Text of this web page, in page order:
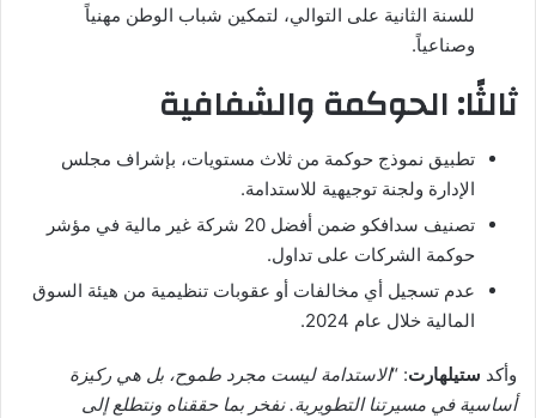
للسنة الثانية على التوالي، لتمكين شباب الوطن مهنياً
وصناعياً.
ثالثًا: الحوكمة والشفافية
تطبيق نموذج حوكمة من ثلاث مستويات، بإشراف مجلس
الإدارة ولجنة توجيهية للاستدامة.
تصنيف سدافكو ضمن أفضل 20 شركة غير مالية في مؤشر
حوكمة الشركات على تداول.
عدم تسجيل أي مخالفات أو عقوبات تنظيمية من هيئة السوق
المالية خلال عام 2024.
وأكد ستيلهارت: “الاستدامة ليست مجرد طموح، بل هي ركيزة
أساسية في مسيرتنا التطويرية. نفخر بما حققناه ونتطلع إلى